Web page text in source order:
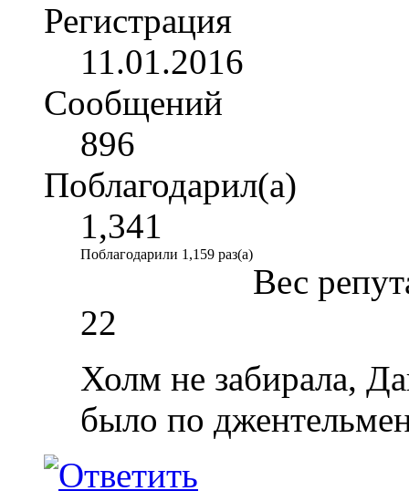
Регистрация
11.01.2016
Сообщений
896
Поблагодарил(а)
1,341
Поблагодарили 1,159 раз(а)
Вес
22
Холм не забирала,
было по